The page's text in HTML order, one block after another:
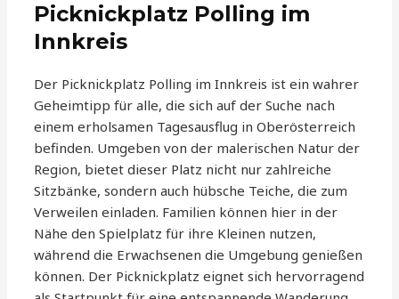
Picknickplatz Polling im
Innkreis
Der Picknickplatz Polling im Innkreis ist ein wahrer
Geheimtipp für alle, die sich auf der Suche nach
einem erholsamen Tagesausflug in Oberösterreich
befinden. Umgeben von der malerischen Natur der
Region, bietet dieser Platz nicht nur zahlreiche
Sitzbänke, sondern auch hübsche Teiche, die zum
Verweilen einladen. Familien können hier in der
Nähe den Spielplatz für ihre Kleinen nutzen,
während die Erwachsenen die Umgebung genießen
können. Der Picknickplatz eignet sich hervorragend